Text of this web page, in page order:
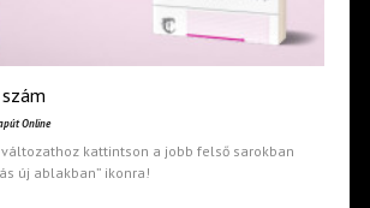
Online
kattintson a jobb felső sarokban
új ablakban” ikonra!